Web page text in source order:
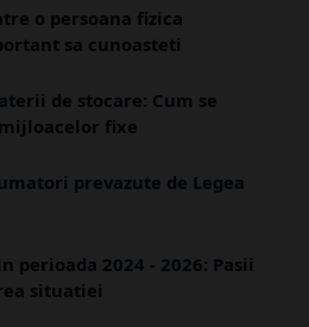
o persoana fizica
sa cunoasteti
de stocare: Cum se
fixe
prevazute de Legea
perioada 2024 - 2026: Pasii
situatiei